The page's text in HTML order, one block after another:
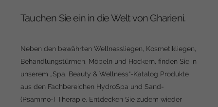
Tauchen Sie ein in die Welt von Gharieni.
Neben den bewährten Wellnessliegen, Kosmetikliegen,
Behandlungstürmen, Möbeln und Hockern, finden Sie in
unserem „Spa, Beauty & Wellness“-Katalog Produkte
aus den Fachbereichen HydroSpa und Sand-
(Psammo-) Therapie. Entdecken Sie zudem wieder